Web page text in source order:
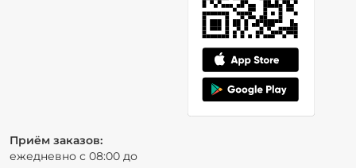
Приём заказов:
ежедневно с 08:00 до